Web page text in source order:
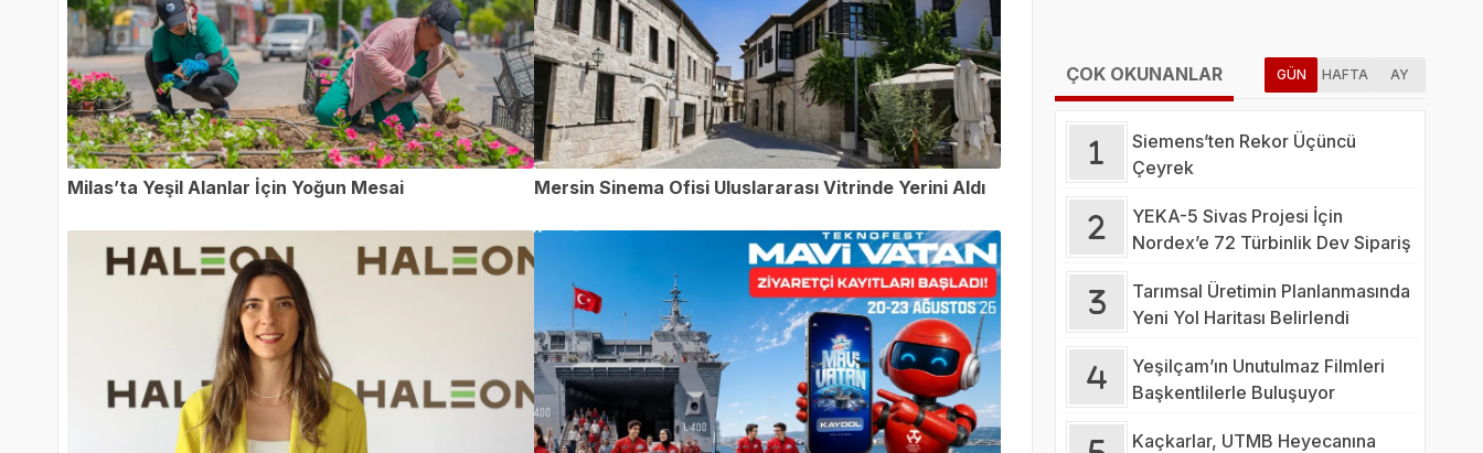
Milas’ta Yeşil Alanlar İçin Yoğun Mesai Mersin Sinema Ofisi Uluslararası Vitrinde Yerini Aldı
ÇOK OKUNANLAR GÜN HAFTA AY
Siemens’ten Rekor Üçüncü
Çeyrek
YEKA-5 Sivas Projesi İçin
Nordex’e 72 Türbinlik Dev Sipariş
Tarımsal Üretimin Planlanmasında
Yeni Yol Haritası Belirlendi
Yeşilçam’ın Unutulmaz Filmleri
Başkentlilerle Buluşuyor
Kaçkarlar, UTMB Heyecanına